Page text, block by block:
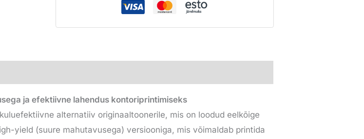
ja efektiivne lahendus kontoriprintimiseks
alternatiiv originaaltoonerile, mis on loodud eelkõige
yield (suure mahutavusega) versiooniga, mis võimaldab printida